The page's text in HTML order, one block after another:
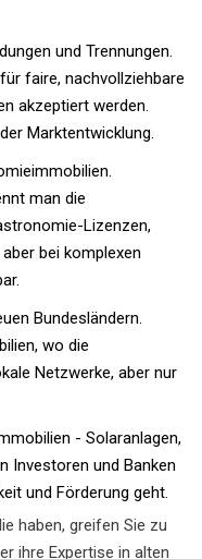
und Trennungen.
faire, nachvollziehbare
akzeptiert werden.
Marktentwicklung.
man die
Lizenzen,
bei komplexen
Bundesländern.
wo die
Netzwerke, aber nur
- Solaranlagen,
Investoren und Banken
und Förderung geht.
haben, greifen Sie zu
ihre Expertise in alten